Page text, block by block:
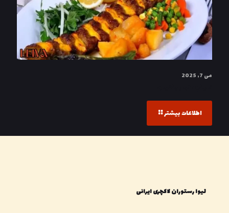
می 7, 2025
اطلاعات بیشتر
لیوا رستوران لاکچری ایرانی